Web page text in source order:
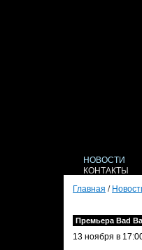
НОВОСТИ
КОНТАКТЫ
Главная /
Премьера Bad
13 ноября в